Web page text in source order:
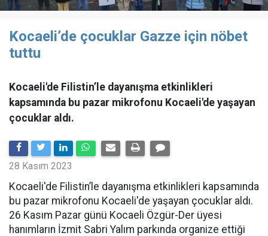
Kocaeli’de çocuklar Gazze için nöbet
tuttu
Kocaeli'de Filistin’le dayanışma etkinlikleri
kapsamında bu pazar mikrofonu Kocaeli'de yaşayan
çocuklar aldı.
28 Kasım 2023
Kocaeli'de Filistin’le dayanışma etkinlikleri kapsamında
bu pazar mikrofonu Kocaeli'de yaşayan çocuklar aldı.
26 Kasım Pazar günü Kocaeli Özgür-Der üyesi
hanımların İzmit Sabri Yalım parkında organize ettiği